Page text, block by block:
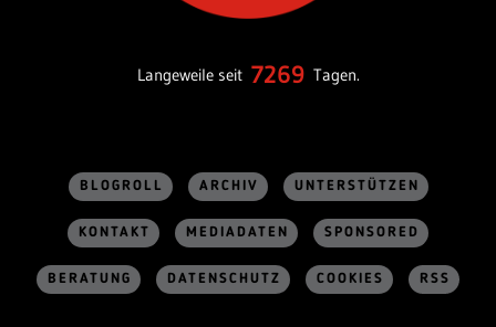
Langeweile seit 7269 Tagen.
BLOGROLL ARCHIV UNTERSTÜTZEN
KONTAKT MEDIADATEN SPONSORED
BERATUNG DATENSCHUTZ COOKIES RSS